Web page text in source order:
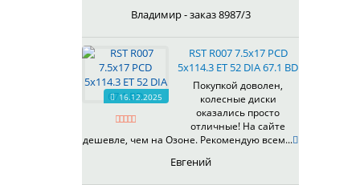
423
426
428
429
430
433
98
98,1
Владимир - заказ 8987/3
16.12.2025
RST R007 7.5x17 PCD
5x114.3 ET 52 DIA 67.1 BD
Покупкой доволен,
колесные диски
оказались просто
отличные! На сайте
дешевле, чем на Озоне. Рекомендую всем...
Евгений